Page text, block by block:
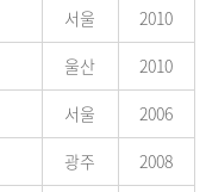
서울
2010
울산
2010
서울
2006
광주 2008